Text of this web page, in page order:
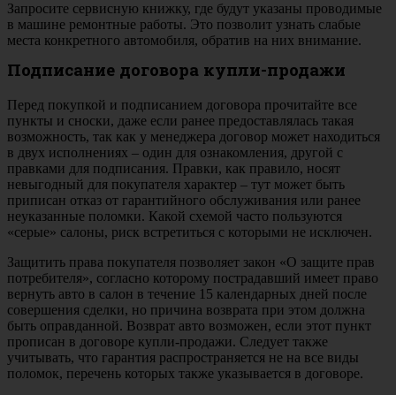
Запросите сервисную книжку, где будут указаны проводимые
в машине ремонтные работы. Это позволит узнать слабые
места конкретного автомобиля, обратив на них внимание.
Подписание договора купли-продажи
Перед покупкой и подписанием договора прочитайте все
пункты и сноски, даже если ранее предоставлялась такая
возможность, так как у менеджера договор может находиться
в двух исполнениях – один для ознакомления, другой с
правками для подписания. Правки, как правило, носят
невыгодный для покупателя характер – тут может быть
приписан отказ от гарантийного обслуживания или ранее
неуказанные поломки. Какой схемой часто пользуются
«серые» салоны, риск встретиться с которыми не исключен.
Защитить права покупателя позволяет закон «О защите прав
потребителя», согласно которому пострадавший имеет право
вернуть авто в салон в течение 15 календарных дней после
совершения сделки, но причина возврата при этом должна
быть оправданной. Возврат авто возможен, если этот пункт
прописан в договоре купли-продажи. Следует также
учитывать, что гарантия распространяется не на все виды
поломок, перечень которых также указывается в договоре.